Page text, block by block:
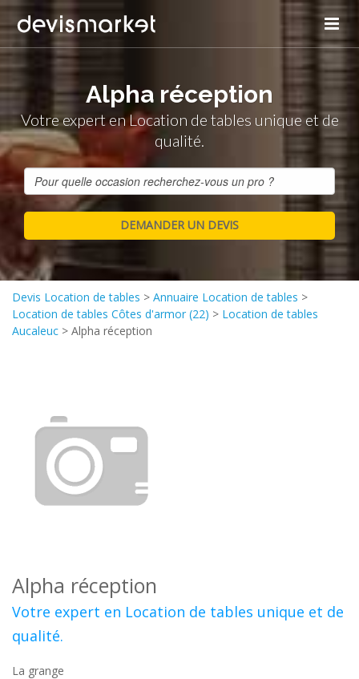
Alpha réception
Votre expert en Location de tables unique et de
qualité.
Devis Location de tables > Annuaire Location de tables >
Location de tables Côtes d'armor (22) > Location de tables
Aucaleuc > Alpha réception
Alpha réception
Votre expert en Location de tables unique et de
qualité.
La grange